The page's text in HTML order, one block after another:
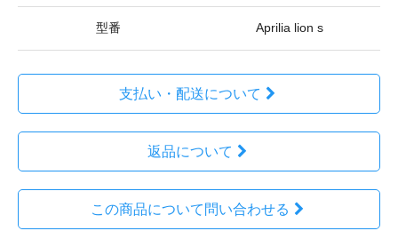
型番 Aprilia lion s
支払い・配送について
返品について
この商品について問い合わせる